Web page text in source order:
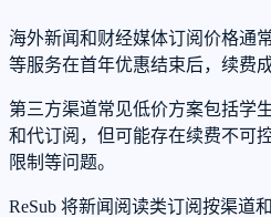
海外新闻和财经媒体订阅价格通
等服务在首年优惠结束后，续费
第三方渠道常见低价方案包括学
和代订阅，但可能存在续费不可
限制等问题。
ReSub 将新闻阅读类订阅按渠道